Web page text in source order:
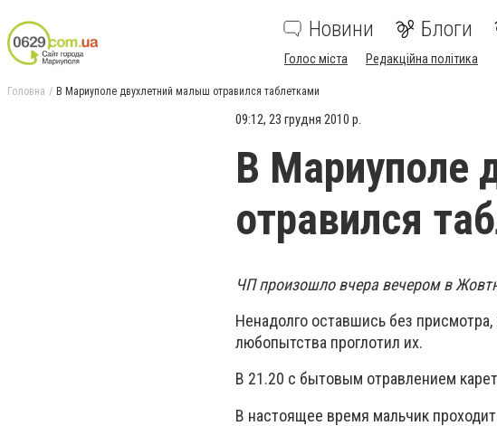
Новини Блоги
Голос міста Редакційна політика
Головна В Мариуполе двухлетний малыш отравился таблетками
09:12, 23 грудня 2010 р.
В Мариуполе
отравился
ЧП произошло вчера вечером в
Ненадолго оставшись без
любопытства проглотил их.
В 21.20 с бытовым отравлением
В настоящее время мальчик